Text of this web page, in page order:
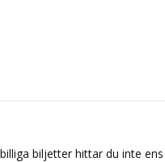
biljetter hittar du inte ens